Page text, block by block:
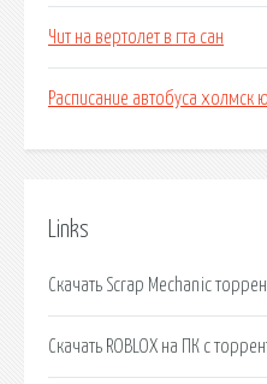
Чит на вертолет в гта сан
Расписание автобуса холмск
Links
Скачать Scrap Mechanic
Скачать ROBLOX на ПК с